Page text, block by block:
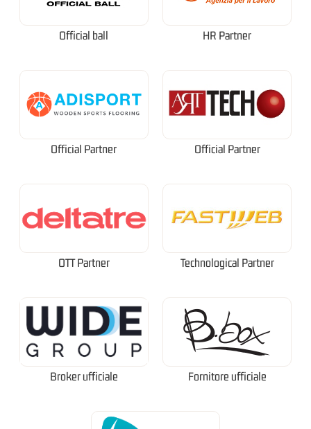
Official ball HR Partner
Official Partner Official Partner
OTT Partner Technological Partner
Broker ufficiale Fornitore ufficiale